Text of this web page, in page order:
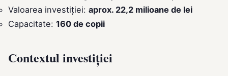
Valoarea investiției: aprox. 22,2 milioane de lei
Capacitate: 160 de copii
Contextul investiției